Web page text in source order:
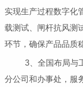
实现生产过程数字化
载测试、闸杆抗风测
环节，确保产品品质
3、全国布局与工
分公司和办事处，服